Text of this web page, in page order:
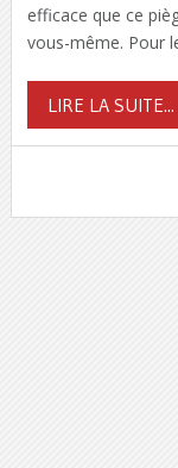
efficace que ce
vous-même. Pour
LIRE LA SUITE...